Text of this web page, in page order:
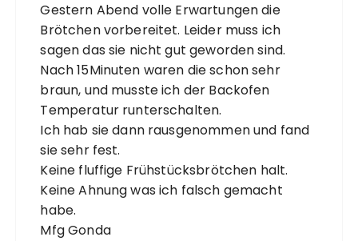
Gestern Abend volle Erwartungen die
Brötchen vorbereitet. Leider muss ich
sagen das sie nicht gut geworden sind.
Nach 15Minuten waren die schon sehr
braun, und musste ich der Backofen
Temperatur runterschalten.
Ich hab sie dann rausgenommen und fand
sie sehr fest.
Keine fluffige Frühstücksbrötchen halt.
Keine Ahnung was ich falsch gemacht
habe.
Mfg Gonda